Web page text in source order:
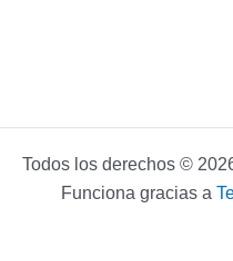
Todos los derechos ©
Funciona gracias a